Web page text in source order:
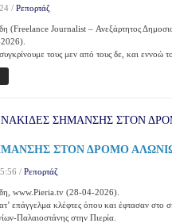
/ Ρεπορτάζ
(Freelance Journalist – Ανεξάρτητος
τους μεν από τους δε, και εννοώ
ΣΤΟΝ ΔΡΟΜΟ
/ Ρεπορτάζ
www.Pieria.tv (28-04-2026).
επάγγελμα κλέφτες όπου και έφτασαν στο
Παλαιοστάνης στην Πιερία.